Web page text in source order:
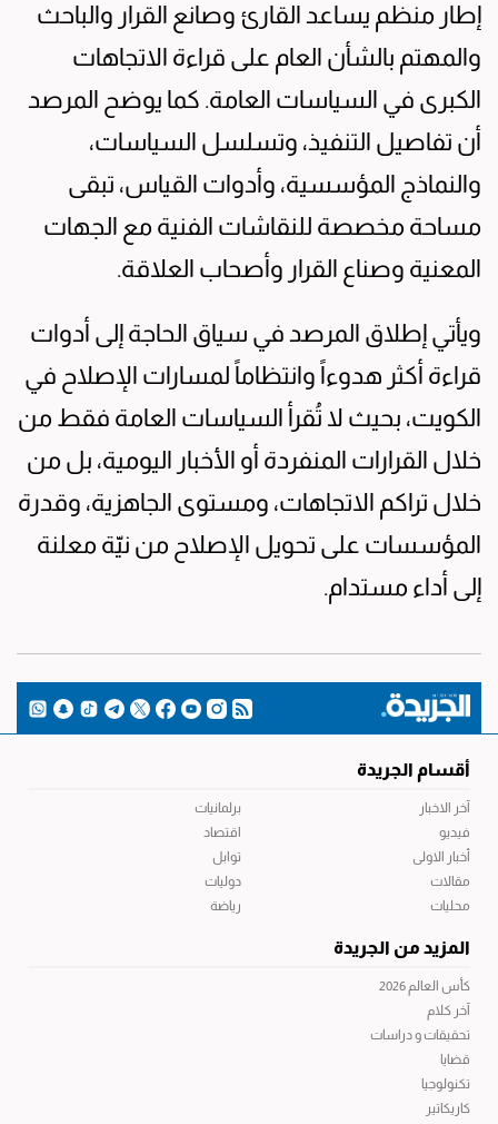
إطار منظم يساعد القارئ وصانع القرار والباحث
والمهتم بالشأن العام على قراءة الاتجاهات
الكبرى في السياسات العامة. كما يوضح المرصد
أن تفاصيل التنفيذ، وتسلسل السياسات،
والنماذج المؤسسية، وأدوات القياس، تبقى
مساحة مخصصة للنقاشات الفنية مع الجهات
المعنية وصناع القرار وأصحاب العلاقة.
ويأتي إطلاق المرصد في سياق الحاجة إلى أدوات
قراءة أكثر هدوءاً وانتظاماً لمسارات الإصلاح في
الكويت، بحيث لا تُقرأ السياسات العامة فقط من
خلال القرارات المنفردة أو الأخبار اليومية، بل من
خلال تراكم الاتجاهات، ومستوى الجاهزية، وقدرة
المؤسسات على تحويل الإصلاح من نيّة معلنة
إلى أداء مستدام.
أقسام الجريدة
آخر الاخبار
فيديو
أخبار الاولى
مقالات
محليات
برلمانيات
اقتصاد
توابل
دوليات
رياضة
المزيد من الجريدة
كأس العالم 2026
آخر كلام
تحقيقات و دراسات
قضايا
تكنولوجيا
كاريكاتير